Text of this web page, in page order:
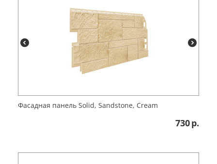
Фасадная панель Solid, Sandstone, Cream
730р.